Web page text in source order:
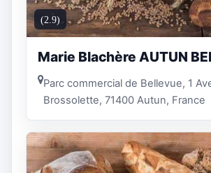
(2.9)
Marie Blachère AUTUN
Parc commercial de Bellevue, 1
Brossolette, 71400 Autun, France